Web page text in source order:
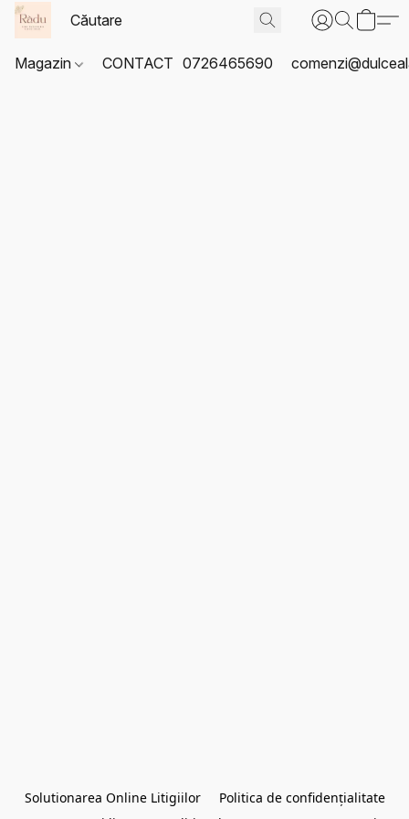
Magazin CONTACT 0726465690
Solutionarea Online Litigiilor
Politica de confidențialitate